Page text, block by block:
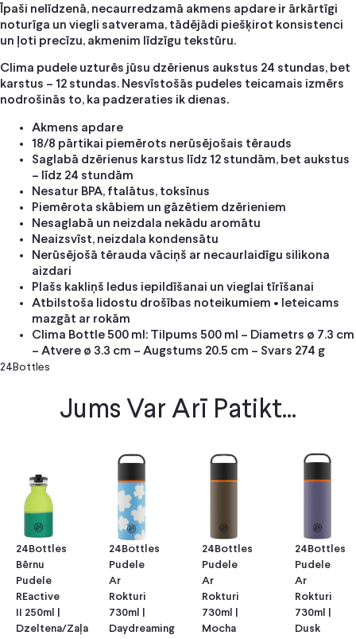
Īpaši nelīdzenā, necaurredzamā akmens apdare ir ārkārtīgi
noturīga un viegli satverama, tādējādi piešķirot konsistenci
un ļoti precīzu, akmenim līdzīgu tekstūru.
Clima pudele uzturēs jūsu dzērienus aukstus 24 stundas, bet
karstus – 12 stundas. Nesvīstošās pudeles teicamais izmērs
nodrošinās to, ka padzeraties ik dienas.
Akmens apdare
18/8 pārtikai piemērots nerūsējošais tērauds
Saglabā dzērienus karstus līdz 12 stundām, bet aukstus
– līdz 24 stundām
Nesatur BPA, ftalātus, toksīnus
Piemērota skābiem un gāzētiem dzērieniem
Nesaglabā un neizdala nekādu aromātu
Neaizsvīst, neizdala kondensātu
Nerūsējošā tērauda vāciņš ar necaurlaidīgu silikona
aizdari
Plašs kakliņš ledus iepildīšanai un vieglai tīrīšanai
Atbilstoša lidostu drošības noteikumiem • Ieteicams
mazgāt ar rokām
Clima Bottle 500 ml: Tilpums 500 ml – Diametrs ø 7.3 cm
– Atvere ø 3.3 cm – Augstums 20.5 cm – Svars 274 g
24Bottles
Jums Var Arī Patikt...
24Bottles
Bērnu
Pudele
REactive
II 250ml |
Dzeltena/Zaļa
24Bottles
Pudele
Ar
Rokturi
730ml |
Daydreaming
24Bottles
Pudele
Ar
Rokturi
730ml |
Mocha
24Bottles
Pudele
Ar
Rokturi
730ml |
Dusk